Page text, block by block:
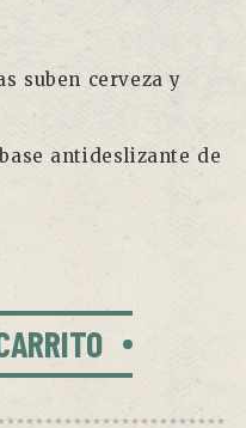
suben cerveza y
antideslizante de